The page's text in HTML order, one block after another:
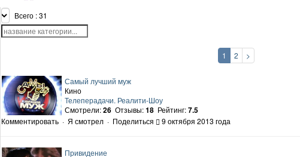
Всего : 31
1 2 >
Самый лучший муж
Кино
Телеперадачи. Реалити-Шоу
Смотрели:26 Отзывы:18 Рейтинг:7.5
Комментировать · Я смотрел · Поделиться 9 октября 2013 года
Привидение